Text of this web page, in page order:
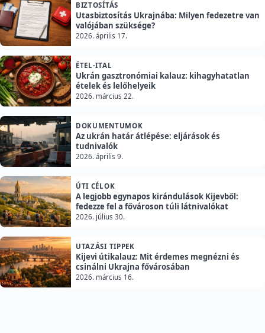
BIZTOSÍTÁS
Utasbiztosítás Ukrajnába: Milyen fedezetre van
valójában szüksége?
2026. április 17.
ÉTEL-ITAL
Ukrán gasztronómiai kalauz: kihagyhatatlan
ételek és lelőhelyeik
2026. március 22.
DOKUMENTUMOK
Az ukrán határ átlépése: eljárások és
tudnivalók
2026. április 9.
ÚTI CÉLOK
A legjobb egynapos kirándulások Kijevből:
fedezze fel a fővároson túli látnivalókat
2026. július 30.
UTAZÁSI TIPPEK
Kijevi útikalauz: Mit érdemes megnézni és
csinálni Ukrajna fővárosában
2026. március 16.